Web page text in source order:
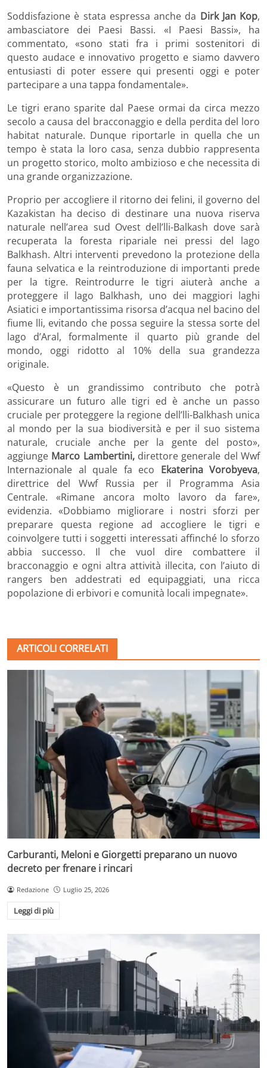
Soddisfazione è stata espressa anche da Dirk Jan Kop,
ambasciatore dei Paesi Bassi. «I Paesi Bassi», ha
commentato, «sono stati fra i primi sostenitori di
questo audace e innovativo progetto e siamo davvero
entusiasti di poter essere qui presenti oggi e poter
partecipare a una tappa fondamentale».
Le tigri erano sparite dal Paese ormai da circa mezzo
secolo a causa del bracconaggio e della perdita del loro
habitat naturale. Dunque riportarle in quella che un
tempo è stata la loro casa, senza dubbio rappresenta
un progetto storico, molto ambizioso e che necessita di
una grande organizzazione.
Proprio per accogliere il ritorno dei felini, il governo del
Kazakistan ha deciso di destinare una nuova riserva
naturale nell’area sud Ovest dell’lli-Balkash dove sarà
recuperata la foresta ripariale nei pressi del lago
Balkhash. Altri interventi prevedono la protezione della
fauna selvatica e la reintroduzione di importanti prede
per la tigre. Reintrodurre le tigri aiuterà anche a
proteggere il lago Balkhash, uno dei maggiori laghi
Asiatici e importantissima risorsa d’acqua nel bacino del
fiume lli, evitando che possa seguire la stessa sorte del
lago d’Aral, formalmente il quarto più grande del
mondo, oggi ridotto al 10% della sua grandezza
originale.
«Questo è un grandissimo contributo che potrà
assicurare un futuro alle tigri ed è anche un passo
cruciale per proteggere la regione dell’lli-Balkhash unica
al mondo per la sua biodiversità e per il suo sistema
naturale, cruciale anche per la gente del posto»,
aggiunge Marco Lambertini, direttore generale del Wwf
Internazionale al quale fa eco Ekaterina Vorobyeva,
direttrice del Wwf Russia per il Programma Asia
Centrale. «Rimane ancora molto lavoro da fare»,
evidenzia. «Dobbiamo migliorare i nostri sforzi per
preparare questa regione ad accogliere le tigri e
coinvolgere tutti i soggetti interessati affinché lo sforzo
abbia successo. Il che vuol dire combattere il
bracconaggio e ogni altra attività illecita, con l’aiuto di
rangers ben addestrati ed equipaggiati, una ricca
popolazione di erbivori e comunità locali impegnate».
ARTICOLI CORRELATI
Carburanti, Meloni e Giorgetti preparano un nuovo
decreto per frenare i rincari
Redazione Luglio 25, 2026
Leggi di più